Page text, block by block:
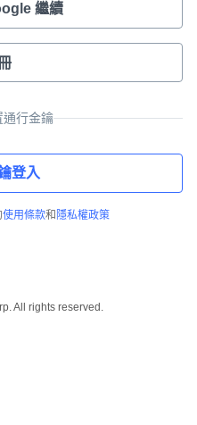
繼續
行金鑰
登入
使用條款和 隱私權政策
All rights reserved.